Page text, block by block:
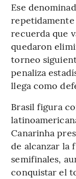
Ese
recuerda que
quedaron
torneo
penaliza
llega como
Brasil figura
Canarinha
de alcanzar la
semifinales,
conquistar el